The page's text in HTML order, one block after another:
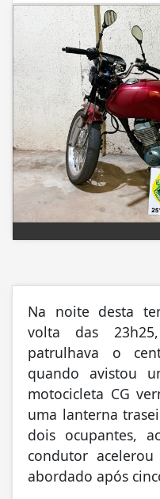
Na noite desta
volta das
patrulhava o
quando avistou
motocicleta CG
uma lanterna
dois ocupantes,
condutor
abordado após